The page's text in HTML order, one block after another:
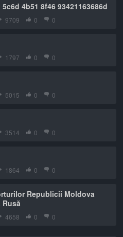
4b51 8f46 93421163686d
9709 0 0
1797 0 0
5015 0 0
3514 0 0
1864 0 0
Republicii Moldova
Rusă
4658 0 0